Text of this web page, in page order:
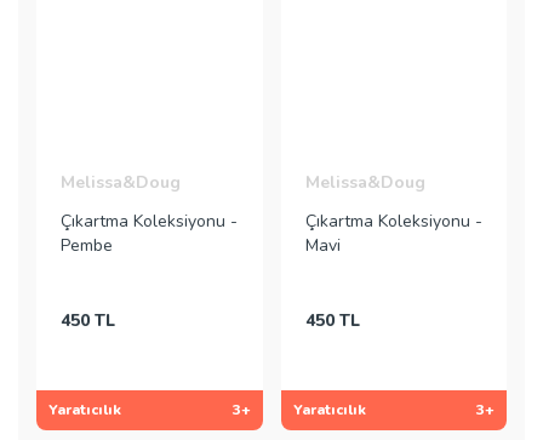
Melissa&Doug
Çıkartma Koleksiyonu -
Pembe
450 TL
Yaratıcılık 3+
Melissa&Doug
Çıkartma Koleksiyonu -
Mavi
450 TL
Yaratıcılık 3+